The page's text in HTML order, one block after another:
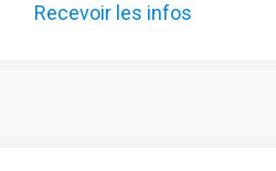
Recevoir les infos